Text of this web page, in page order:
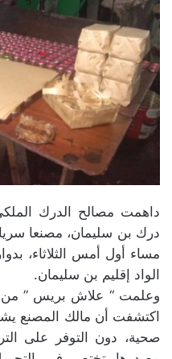
داهمت مصالح الدرك
درك بن سليمان، مصنعا
مساء أول أمس الثلاثاء،
الواد إقليم بن سليمان.
وعلمت “ علاش بريس ” من
اكتشفت أن مالك المصنع
صحية، دون التوفر على